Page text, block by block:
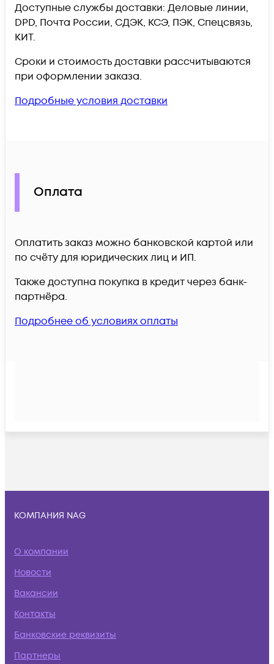
Доступные службы доставки: Деловые линии,
DPD, Почта России, СДЭК, КСЭ, ПЭК, Спецсвязь,
КИТ.
Сроки и стоимость доставки рассчитываются
при оформлении заказа.
Подробные условия доставки
Оплата
Оплатить заказ можно банковской картой или
по счёту для юридических лиц и ИП.
Также доступна покупка в кредит через банк-
партнёра.
Подробнее об условиях оплаты
КОМПАНИЯ NAG
О компании
Новости
Вакансии
Контакты
Банковские реквизиты
Партнеры